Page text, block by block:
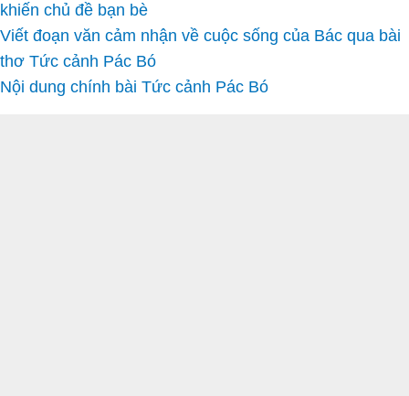
khiến chủ đề bạn bè
Viết đoạn văn cảm nhận về cuộc sống của Bác qua bài
thơ Tức cảnh Pác Bó
Nội dung chính bài Tức cảnh Pác Bó